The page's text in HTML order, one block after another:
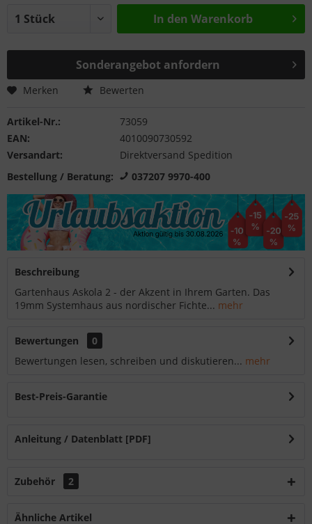
In den Warenkorb
Sonderangebot anfordern
Merken Bewerten
Artikel-Nr.:
73059
EAN:
4010090730592
Versandart:
Direktversand Spedition
Bestellung / Beratung:
037207 9970-400
Beschreibung
Gartenhaus Askola 2 - der Akzent in Ihrem Garten. Das
19mm Systemhaus aus nordischer Fichte... mehr
Bewertungen
0
Bewertungen lesen, schreiben und diskutieren... mehr
Best-Preis-Garantie
Anleitung / Datenblatt [PDF]
Zubehör 2
Ähnliche Artikel